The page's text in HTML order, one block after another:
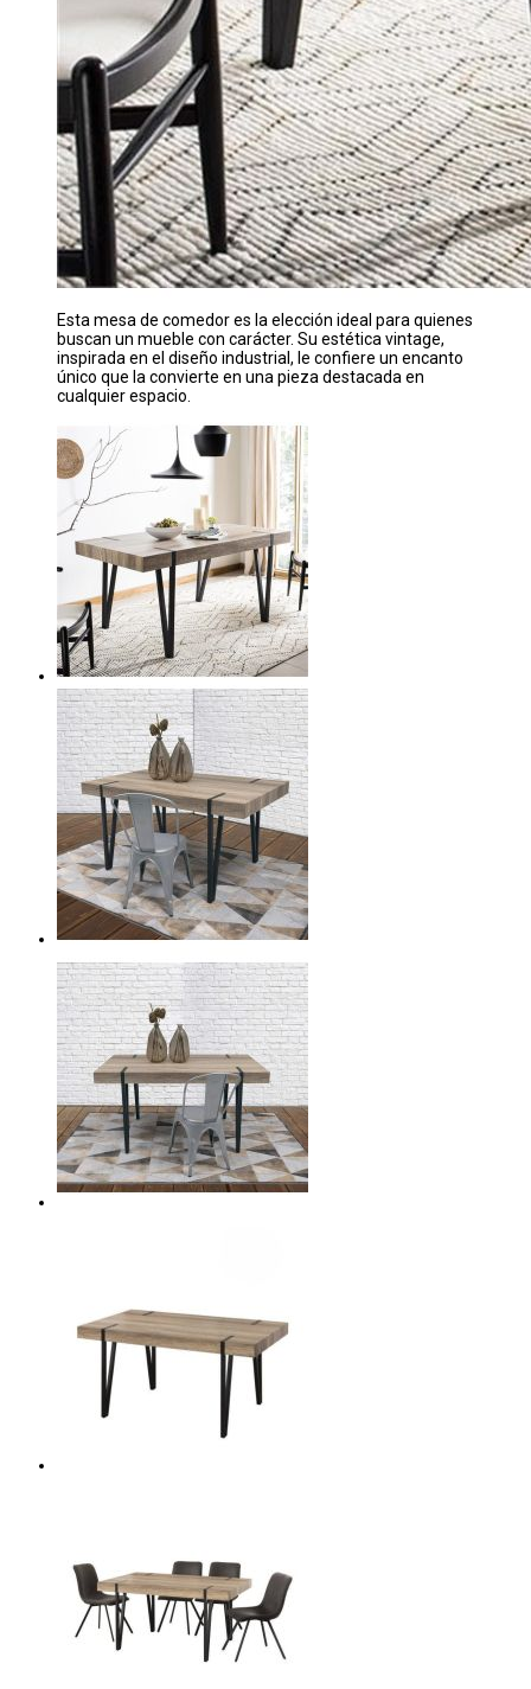
Esta mesa de comedor es la elección ideal para quienes
buscan un mueble con carácter. Su estética vintage,
inspirada en el diseño industrial, le confiere un encanto
único que la convierte en una pieza destacada en
cualquier espacio.